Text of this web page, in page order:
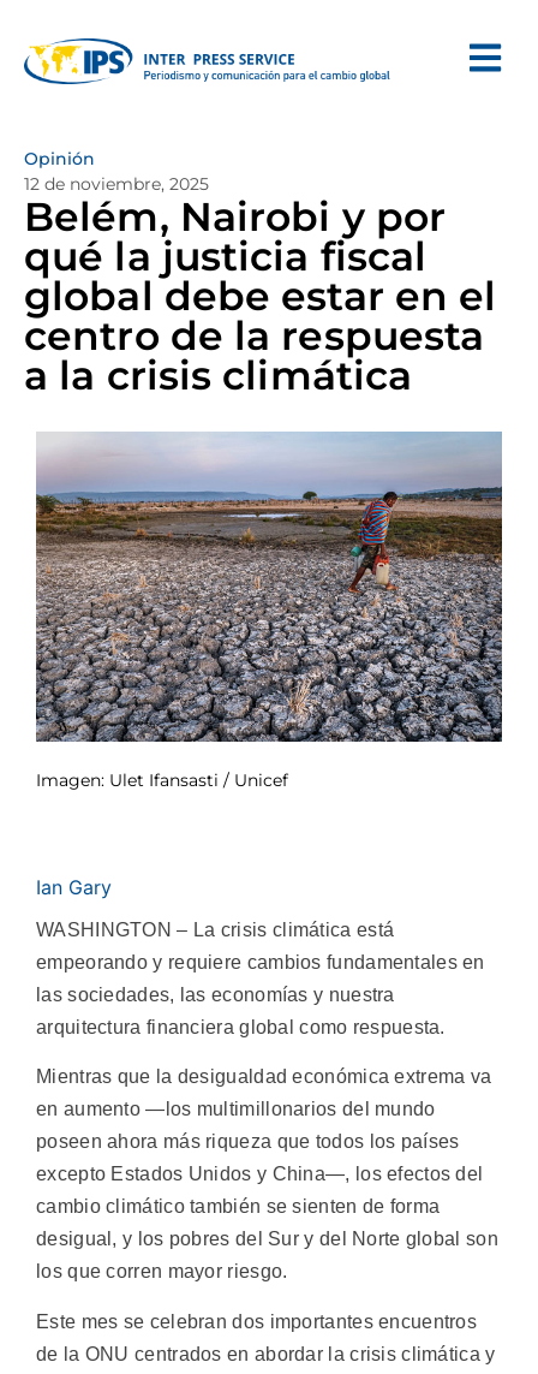
Opinión
12 de noviembre, 2025
Belém, Nairobi y por
qué la justicia fiscal
global debe estar en el
centro de la respuesta
a la crisis climática
Imagen: Ulet Ifansasti / Unicef
Ian Gary
WASHINGTON – La crisis climática está
empeorando y requiere cambios fundamentales en
las sociedades, las economías y nuestra
arquitectura financiera global como respuesta.
Mientras que la desigualdad económica extrema va
en aumento —los multimillonarios del mundo
poseen ahora más riqueza que todos los países
excepto Estados Unidos y China—, los efectos del
cambio climático también se sienten de forma
desigual, y los pobres del Sur y del Norte global son
los que corren mayor riesgo.
Este mes se celebran dos importantes encuentros
de la ONU centrados en abordar la crisis climática y